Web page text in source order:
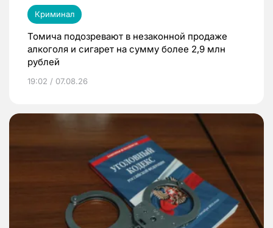
Криминал
Томича подозревают в незаконной продаже
алкоголя и сигарет на сумму более 2,9 млн
рублей
19:02 / 07.08.26